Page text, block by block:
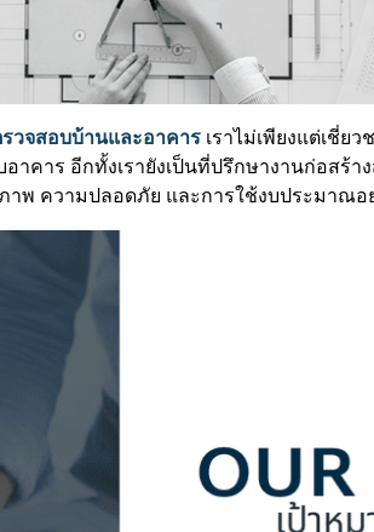
วจสอบบ้านและอาคาร เราไม่เพียงแต่เชี่ย
าคาร อีกทั้งเรายังเป็นที่ปรึกษางานก่อสร้
พ ความปลอดภัย และการใช้งบประมาณอ